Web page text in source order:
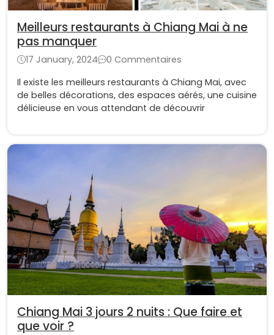
Meilleurs restaurants à Chiang Mai à ne
pas manquer
17 January, 2024
0 Commentaires
Il existe les meilleurs restaurants à Chiang Mai, avec
de belles décorations, des espaces aérés, une cuisine
délicieuse en vous attendant de découvrir
Chiang Mai 3 jours 2 nuits : Que faire et
que voir ?